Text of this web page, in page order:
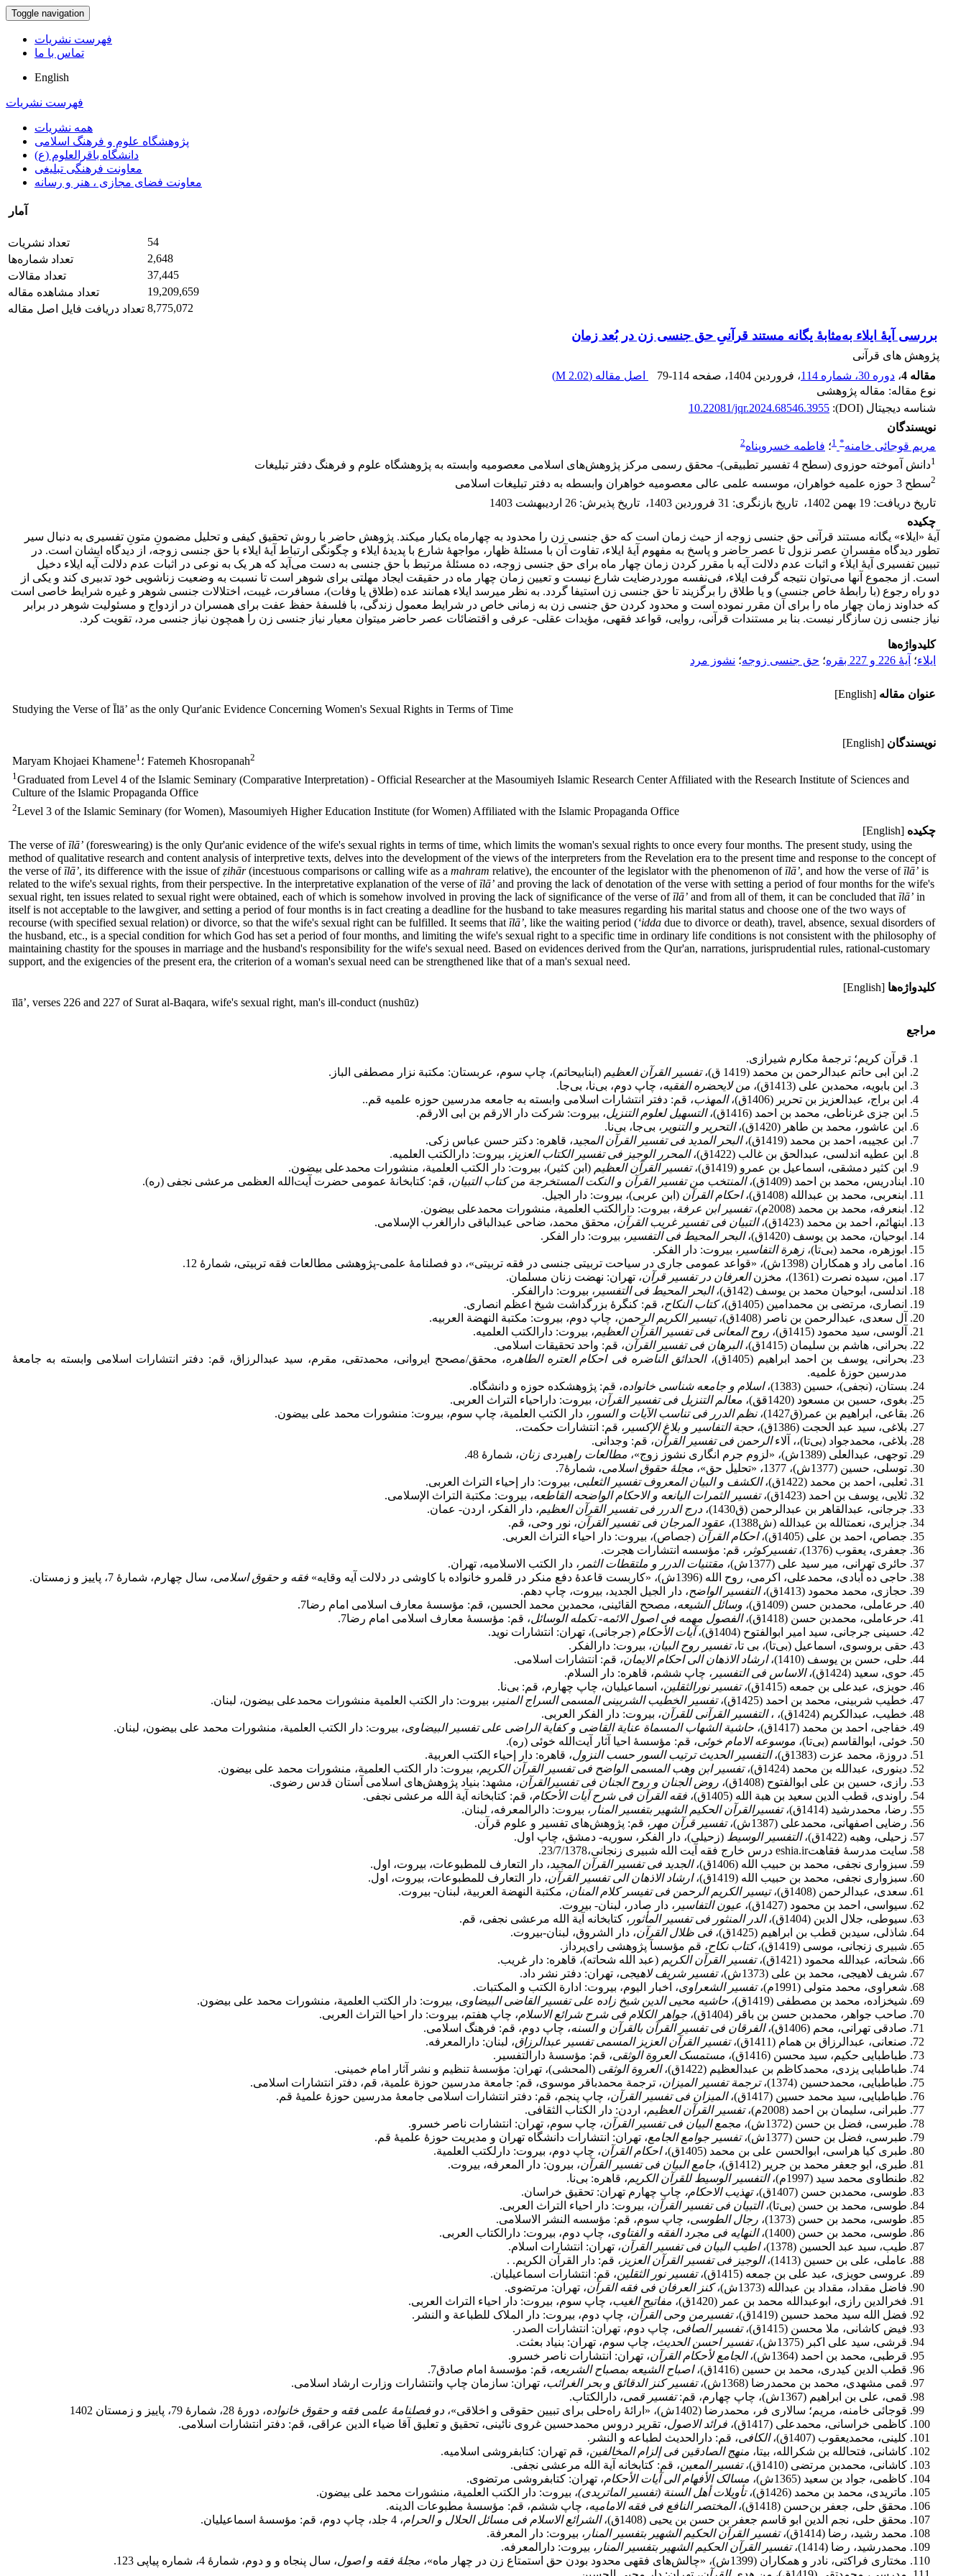
Toggle navigation
فهرست نشریات
تماس با ما
English
فهرست نشریات
همه نشریات
پژوهشگاه علوم و فرهنگ اسلامی
دانشگاه باقرالعلوم (ع)
معاونت فرهنگی تبلیغی
معاونت فضای مجازی ، هنر و رسانه
آمار
تعداد نشریات
54
تعداد شماره‌ها
2,648
تعداد مقالات
37,445
تعداد مشاهده مقاله
19,209,659
تعداد دریافت فایل اصل مقاله 8,775,072
بررسی آیۀ ایلاء به‌مثابۀ یگانه مستند قرآنیِ حق جنسی زن در بُعد زمان
پژوهش های قرآنی
مقاله 4
، دوره 30، شماره 114 ، فروردین 1404 ، صفحه 79-114 اصل مقاله (2.02 M
)
نوع مقاله: مقاله پژوهشی
شناسه دیجیتال (DOI):
10.22081/jqr.2024.68546.3955
نویسندگان
مریم قوجائی خامنه*
1؛ فاطمه خسروپناه2
1دانش آموخته حوزوی (سطح 4 تفسیر تطبیقی)- محقق رسمی مرکز پژوهش‌های اسلامی معصومیه وابسته به پژوهشگاه علوم و فرهنگ دفتر تبلیغات
2سطح 3 حوزه علمیه خواهران، موسسه علمی عالی معصومیه خواهران وابسطه به دفتر تبلیغات اسلامی
تاریخ دریافت: 19 بهمن 1402 ، تاریخ بازنگری: 31 فروردین 1403 ، تاریخ پذیرش: 26 اردیبهشت 1403
چکیده
آیۀ «ایلاء» یگانه مستند قرآنی حق جنسی زوجه از حیث زمان است که حق جنسی زن را محدود به چهارماه یکبار می­کند. پژوهش حاضر با روش تحقیق کیفی و تحلیل مضمونِ متونِ تفسیری به دنبال سیر
تطور دیدگاه مفسرانِ عصر نزول تا عصر حاضر و پاسخ به مفهوم آیۀ ایلاء، تفاوت آن با مسئلۀ ظهار، مواجهۀ شارع با پدیدۀ ایلاء و چگونگی ارتباط آیۀ ایلاء با حق جنسی زوجه، از دیدگاه ایشان است. در
تبیین تفسیری آیۀ ایلاء و اثبات عدم دلالت آیه با مقرر کردن زمان چهار ماه برای حق جنسی زوجه، ده مسئلۀ مرتبط با حق جنسی به دست می‌آید که هر یک به نوعی در اثبات عدم دلالت آیه ایلاء دخیل
است. از مجموع آنها می‌توان نتیجه گرفت ایلاء، فی‌نفسه موردرضایت شارع نیست و تعیین زمان چهار ماه در حقیقت ایجاد مهلتی برای شوهر است تا نسبت به وضعیت زناشویی خود تدبیری کند و یکی از
دو راه رجوع (با رابطۀ خاص جنسی) و یا طلاق را برگزیند تا حق جنسی زن استیفا گردد. به نظر می­رسد ایلاء همانند عده (طلاق یا وفات)، مسافرت، غیبت، اختلالات جنسی شوهر و غیره شرایط خاصی است
که خداوند زمان چهار ماه را برای آن مقرر نموده است و محدود کردن حق جنسی زن به زمانی خاص در شرایط معمول زندگی، با فلسفۀ حفظ عفت برای همسران در ازدواج و مسئولیت شوهر در برابر
نیاز جنسی زن سازگار نیست. بنا بر مستندات قرآنی، روایی، قواعد فقهی، مؤیدات عقلی- عرفی و اقتضائات عصر حاضر می­توان معیار نیاز جنسی زن را همچون نیاز جنسی مرد، تقویت کرد.
کلیدواژه‌ها
ایلاء؛ آیۀ 226 و 227 بقره ؛ حق جنسی زوجه؛ نشوز مرد
عنوان مقاله [English]
Studying the Verse of Īlā’ as the only Qur'anic Evidence Concerning Women's Sexual Rights in Terms of Time
نویسندگان [English]
Maryam Khojaei Khamene1 ؛ Fatemeh Khosropanah2
1 Graduated from Level 4 of the Islamic Seminary (Comparative Interpretation) - Official Researcher at the Masoumiyeh Islamic Research Center Affiliated with the Research Institute of Sciences and
Culture of the Islamic Propaganda Office
2Level 3 of the Islamic Seminary (for Women), Masoumiyeh Higher Education Institute (for Women) Affiliated with the Islamic Propaganda Office
چکیده [English]
The verse ofīlā’ (foreswearing) is the only Qur'anic evidence of the wife's sexual rights in terms of time, which limits the woman's sexual rights to once every four months. The present study, using the
method of qualitative research and content analysis of interpretive texts, delves into the development of the views of the interpreters from the Revelation era to the present time and response to the concept of
the verse ofīlā’, its difference with the issue ofẓihār(incestuous comparisons or calling wife as a mahram relative), the encounter of the legislator with the phenomenon ofīlā’, and how the verse ofīlā’ is
related to the wife's sexual rights, from their perspective. In the interpretative explanation of the verse ofīlā’ and proving the lack of denotation of the verse with setting a period of four months for the wife's
sexual right, ten issues related to sexual right were obtained, each of which is somehow involved in proving the lack of significance of the verse ofīlā’ and from all of them, it can be concluded that īlā’ in
itself is not acceptable to the lawgiver, and setting a period of four months is in fact creating a deadline for the husband to take measures regarding his marital status and choose one of the two ways of
recourse (with specified sexual relation) or divorce, so that the wife's sexual right can be fulfilled. It seems that īlā’, like the waiting period (‘idda due to divorce or death), travel, absence, sexual disorders of
the husband, etc., is a special condition for which God has set a period of four months, and limiting the wife's sexual right to a specific time in ordinary life conditions is not consistent with the philosophy of
maintaining chastity for the spouses in marriage and the husband's responsibility for the wife's sexual need. Based on evidences derived from the Qur'an, narrations, jurisprudential rules, rational-customary
support, and the exigencies of the present era, the criterion of a woman's sexual need can be strengthened like that of a man's sexual need.
کلیدواژه‌ها [English]
īlā’, verses 226 and 227 of Surat al-Baqara, wife's sexual right, man's ill-conduct (nushūz)
مراجع
قرآن کریم؛ ترجمۀ مکارم شیرازی.
ابن ابی حاتم عبدالرحمن بن محمد (1419 ق)،
تفسیر القرآن العظیم (ابن‏ابی‏حاتم)، چاپ سوم، عربستان: مکتبة نزار مصطفی الباز.
ابن بابویه، محمدبن علی (1413ق)،
من لایحضره الفقیه، چاپ دوم، بی‌نا، بی‌جا.
ابن براج، عبدالعزیز بن تحریر (1406ق)،
المهذب، قم: دفتر انتشارات اسلامی وابسته به جامعه مدرسین حوزه علمیه قم..
ابن جزی غرناطی، محمد بن احمد (1416ق)،
التسهیل لعلوم التنزیل، بیروت: شرکت دار الارقم بن ابی الارقم.
ابن عاشور، محمد بن طاهر (1420ق)،
التحریر و التنویر ، بی‌جا، بی‌نا.
ابن عجیبه، احمد بن محمد (1419ق)،
البحر المدید فی تفسیر القرآن المجید، قاهره: دکتر حسن عباس زکی.
ابن عطیه اندلسى، عبدالحق بن غالب (1422ق)‏،
المحرر الوجیز فى تفسیر الکتاب العزیز ، بیروت: دارالکتب العلمیه‏.
ابن کثیر دمشقی، اسماعیل بن عمرو (1419ق)،
تفسیر القرآن العظیم (ابن کثیر)، بیروت: دار الکتب العلمیة، منشورات محمدعلی بیضون.
ابن‏ادریس، محمد بن احمد (1409ق)،
المنتخب من تفسیر القرآن و النکت المستخرجة من کتاب التبیان، قم: کتابخانۀ عمومی حضرت آیت‌الله العظمی مرعشی نجفی (ره).
ابن‏عربی، محمد بن عبدالله (1408ق)،
احکام القرآن (ابن عربی)، بیروت: دار الجیل.
ابن‏عرفه، محمد بن محمد (2008م)،
تفسیر ابن عرفة، بیروت: دارالکتب العلمیة، منشورات محمدعلی بیضون.
ابن‏هائم، احمد بن محمد (1423ق)، ‏
التبیان فى تفسیر غریب القرآن‏، محقق محمد، ضاحى عبدالباقى‏ دارالغرب الإسلامی‏.
ابوحیان، محمد بن یوسف (1420ق)،
البحر المحیط فی التفسیر ، بیروت: دار الفکر.
ابوزهره، محمد (بی‌تا)، زهرة التفاسیر ، بیروت: دار الفکر.
امامی راد و همکاران (1398ش)، «قواعد عمومی جاری در سیاحت تربیتی جنسی در فقه تربیتی»، دو فصلنامۀ علمی-پژوهشی مطالعات فقه تربیتی، شمارۀ 12.
امین، سیده نصرت (1361)، مخزن
العرفان در تفسیر قرآن، تهران: نهضت زنان مسلمان.
اندلسی، ابوحیان محمد بن یوسف (142ق)،
البحر المحیط فی التفسیر ، بیروت: دارالفکر.
انصاری، مرتضی بن محمدامین (1405ق)،
کتاب النکاح، قم: کنگرۀ بزرگداشت شیخ اعظم انصاری.
آل سعدی، عبدالرحمن بن ناصر (1408ق)،
تیسیر الکریم الرحمن، چاپ دوم، بیروت: مکتبة النهضة العربیه.
آلوسى، سید محمود (1415ق)،
روح المعانى فى تفسیر القرآن العظیم، بیروت: دارالکتب العلمیه.
بحرانی، هاشم بن سلیمان (1415ق)،
البرهان فی تفسیر القرآن، قم: واحد تحقیقات اسلامی.
بحرانی، یوسف بن احمد ابراهیم (1405ق)،
الحدائق الناضره فی احکام العتره الطاهره، محقق/مصحح ایروانی، محمدتقی، مقرم، سید عبدالرزاق، قم: دفتر انتشارات اسلامی وابسته به جامعۀ
مدرسین حوزۀ علمیه.
بستان، (نجفی)، حسین (1383)،
اسلام و جامعه شناسی خانواده، قم: پژوهشکده حوزه و دانشگاه.
بغوی، حسین بن مسعود (1420قق)،
معالم التنزیل فی تفسیر القرآن، بیروت: داراحیاء التراث العربی.
بقاعی، ابراهیم بن عمر(ق1427)،
نظم الدرر فی تناسب الآیات و السور ، دار الکتب العلمیة، چاپ سوم، بیروت: منشورات محمد علی بیضون.
بلاغی، سید عبد الحجت (1386ق)،
حجة التفاسیر و بلاغ الإکسیر ، قم: انتشارات حکمت،.
بلاغی، محمدجواد (بی‌تا)،، آلاءالرحمن فی تفسیر القرآن، قم: وجدانی.
توجهی، عبدالعلی (1389ش)، «لزوم جرم انگاری نشوز زوج»،
مطالعات راهبردی زنان، شمارۀ 48.
توسلی، حسین (1377ش)، 1377، «تحلیل حق»،
مجلۀ حقوق اسلامی، شمارۀ7.
ثعلبی، احمد بن محمد (1422ق)،
الکشف و البیان المعروف تفسیر الثعلبی، بیروت: دار إحیاء التراث العربی.
ثلایی، یوسف بن احمد (1423ق)،
تفسیر الثمرات الیانعه و الاحکام الواضحه القاطعه، بیروت: مکتبة التراث الإسلامی.
جرجانی، عبدالقاهر بن عبدالرحمن (ق1430)،
درج الدرر فی تفسیر القرآن العظیم، دار الفکر، اردن- عمان.
جزایری، نعمت‏الله بن عبدالله (ش1388)،
عقود المرجان فی تفسیر القرآن، نور وحی، قم.
جصاص، احمد بن علی (1405ق)،
احکام القرآن (جصاص)، بیروت: دار احیاء التراث العربی.
جعفری، یعقوب (1376)،
تفسیرکوثر ، قم: مؤسسه انتشارات هجرت.
حائری تهرانی، میر سید علی (1377ش)،
مقتنیات الدرر و ملتقطات الثمر ، دار الکتب الاسلامیه، تهران.
حاجی ده آبادی، محمدعلی، اکرمی، روح الله (1396ش)، «کاربست قاعدۀ دفع منکر در قلمرو خانواده با کاوشی در دلالت آیه وقایه»
فقه و حقوق اسلامی، سال چهارم، شمارۀ 7، پاییز و زمستان.
حجازی، محمد محمود (1413ق)،
التفسیر الواضح، دار الجیل الجدید، بیروت، چاپ دهم.
حرعاملی، محمدبن حسن (1409ق)،
وسائل الشیعه، مصحح القائینی، محمدبن محمد الحسین، قم: مؤسسۀ معارف اسلامی امام رضا7.
حرعاملی، محمدبن حسن (1418ق)،
الفصول مهمه فی اصول الائمه- تکمله الوسائل، قم: مؤسسۀ معارف اسلامی امام رضا7.
حسینی جرجانی، سید امیر ابوالفتوح (1404ق)،
آیات الأحکام (جرجانی)، تهران: انتشارات نوید.
حقی بروسوی، اسماعیل (بی‌تا)، بی تا،تفسیر روح البیان، بیروت: دارالفکر.
حلی، حسن بن یوسف (1410)،
ارشاد الاذهان الی احکام الایمان، قم: انتشارات اسلامی.
حوی، سعید (1424ق)،
الاساس فی التفسیر ، چاپ ششم، قاهره: دار السلام.
حویزی، عبدعلی بن جمعه (1415ق)،
تفسیر نورالثقلین، اسماعیلیان، چاپ چهارم، قم: بی‌نا.
خطیب شربینی، محمد بن احمد (1425ق)،
تفسیر الخطیب الشربینی المسمی السراج المنیر ، بیروت: دار الکتب العلمیة منشورات محمدعلی بیضون، لبنان.
خطیب، عبدالکریم (1424ق)، ،
التفسیر القرآنی للقرآن، بیروت: دار الفکر العربی.
خفاجی، احمد بن محمد (1417ق)،
حاشیة الشهاب المسماة عنایة القاضی و کفایة الراضی علی تفسیر البیضاوی، بیروت: دار الکتب العلمیة، منشورات محمد علی بیضون، لبنان.
خوئی، ابوالقاسم (بی‌تا)، موسوعه الامام خوئی، قم: مؤسسۀ احیا آثار آیت‌الله خوئی (ره).
دروزة، محمد عزت (1383ق)،
التفسیر الحدیث ترتیب السور حسب النزول، قاهره: دار إحیاء الکتب العربیة.
دینوری، عبدالله بن محمد (1424ق)،
تفسیر ابن وهب المسمی الواضح فی تفسیر القرآن الکریم، بیروت: دار الکتب العلمیة، منشورات محمد علی بیضون.
رازی، حسین بن علی ابوالفتوح (1408ق)،
روض الجنان و روح الجنان فی تفسیرالقرآن، مشهد: بنیاد پژوهش‌های اسلامی آستان قدس رضوی.
راوندی، قطب الدین سعید بن هبة الله (1405ق)،
فقه القرآن فی شرح آیات الأحکام، قم: کتابخانه آیة الله مرعشی نجفی.
رضا، محمدرشید (1414ق)،
تفسیرالقرآن الحکیم الشهیر بتفسیر المنار ، بیروت: دالرالمعرفه، لبنان.
رضایی اصفهانی، محمدعلی (1387ش)،
تفسیر قرآن مهر ، قم: پژوهش‌های تفسیر و علوم قرآن.
زحیلی، وهبه (1422ق)،
التفسیر الوسیط (زحیلی)، دار الفکر، سوریه- دمشق، چاپ اول.
سایت مدرسۀ فقاهتeshia.ir درس خارج فقه آیت الله شبیری زنجانی،23/7/1378.
سبزواری نجفی، محمد بن حبیب الله (1406ق)،
الجدید فی تفسیر القرآن المجید، دار التعارف للمطبوعات، بیروت، اول.
سبزواری نجفی، محمد بن حبیب الله (1419ق)،
ارشاد الاذهان الی تفسیر القرآن، دار التعارف للمطبوعات، بیروت، اول.
سعدى، عبدالرحمن (1408ق)،‏
تیسیر الکریم الرحمن فی تفیسر کلام المنان، مکتبة النهضة العربیة، لبنان- بیروت‏‏.
سیواسی، احمد بن محمود (1427ق)،
عیون التفاسیر ، دار صادر، لبنان- بیروت.
سیوطی، جلال الدین (1404ق)،
الدر المنثور فی تفسیر المأثور ، کتابخانه آیة الله مرعشی نجفی، قم.
شاذلی، سیدبن قطب بن ابراهیم (1425ق)،
فی ظلال القرآن، دار الشروق، لبنان-بیروت.
شبیری زنجانی، موسی (1419ق)،
کتاب نکاح، قم مؤسسآ پژوهشی رای‌پرداز.
شحاته، عبدالله محمود (1421ق)،
تفسیر القرآن الکریم (عبد الله شحاته)، قاهره: دار غریب.
شریف لاهیجی، محمد بن علی (1373ش)،
تفسیر شریف لاهیجی، تهران: دفتر نشر داد.
شعراوی، محمد متولی (1991م)، ‏
تفسیر الشعراوی، اخبار الیوم، بیروت: ادارة الکتب و المکتبات.
شیخ‏زاده، محمد بن مصطفی (1419ق)،
حاشیه محیی الدین شیخ زاده علی تفسیر القاضی البیضاوی، بیروت: دار الکتب العلمیة، منشورات محمد علی بیضون.
صاحب جواهر، محمدبن حسن بن باقر (1404ق)،
جواهر الکلام فی شرح شرائع الاسلام، چاپ هفتم، بیروت: دار احیا التراث العربی.
صادقی تهرانی، محم (1406ق)،
الفرقان فی تفسیر القرآن بالقرآن و السنه، چاپ دوم، قم: فرهنگ اسلامی.
صنعانی، عبدالرزاق بن همام (1411ق)،
تفسیر القرآن العزیز المسمی تفسیر عبدالرزاق، لبنان: دارالمعرفه.
طباطبایی حکیم، سید محسن (1416ق)،
مستمسک العروة الوثقی، قم: مؤسسۀ دارالتفسیر.
طباطبایی یزدی، محمدکاظم بن عبدالعظیم (1422ق)،
العروة الوثقی (المحشی)، تهران: مؤسسۀ تنظیم و نشر آثار امام خمینی.
طباطبایی، محمدحسین (1374)،
ترجمة تفسیر المیزان، ترجمة محمدباقر موسوی، قم: جامعة مدرسین حوزة علمیة، قم، دفتر انتشارات اسلامی.
طباطبایی، سید محمد حسین (1417ق)،
المیزان فی تفسیر القرآن، چاپ پنجم، قم: دفتر انتشارات اسلامی جامعۀ مدرسین حوزۀ علمیۀ قم.
طبرانی، سلیمان بن احمد (2008م)،
تفسیر القرآن العظیم، اردن: دار الکتاب الثقافی.
طبرسی، فضل بن حسن (1372ش)،
مجمع البیان فی تفسیر القرآن، چاپ سوم، تهران: انتشارات ناصر خسرو.
طبرسی، فضل بن حسن (1377ش)،
تفسیر جوامع الجامع، تهران: انتشارات دانشگاه تهران و مدیریت حوزۀ علمیۀ قم.
طبری کیا هراسی، ابوالحسن علی بن محمد (1405ق)،
احکام القرآن، چاپ دوم، بیروت: دارلکتب العلمیة.
طبری، ابو جعفر محمد بن جریر (1412ق)،
جامع البیان فی تفسیر القرآن، بیرون: دار المعرفه، بیروت.
طنطاوی محمد سید (1997م)،
التفسیر الوسیط للقرآن الکریم، قاهره: بی‌نا.
طوسی، محمدبن حسن (1407ق)،
تهذیب الاحکام، چاپ چهارم تهران: تحقیق خراسان.
طوسی، محمد بن حسن (بی‌تا)‏،التبیان فی تفسیر القرآن، بیروت: دار احیاء التراث العربی.
طوسی، محمد بن حسن (1373)،
رجال الطوسی، چاپ سوم، قم: مؤسسه النشر الاسلامی.
طوسی، محمد بن حسن (1400)،
النهایه فی مجرد الفقه و الفتاوی، چاپ دوم، بیروت: دارالکتاب العربی.
طیب، سید عبد الحسین (1378)،
اطیب البیان فی تفسیر القرآن، تهران: انتشارات اسلام.
عاملی، علی بن حسین (1413)،
الوجیز فی تفسیر القرآن العزیز ، قم: دار القرآن الکریم. .
عروسی حویزی، عبد علی بن جمعه (1415ق)،
تفسیر نور الثقلین، قم: انتشارات اسماعیلیان.
فاضل مقداد، مقداد بن عبدالله (1373ش)،
کنز العرفان فی فقه القرآن، تهران: مرتضوی.
فخرالدین رازی، ابوعبدالله محمد بن عمر (1420ق)،
مفاتیح الغیب، چاپ سوم، بیروت: دار احیاء التراث العربی.
فضل الله سید محمد حسین (1419ق)،
تفسیرمن وحی القرآن، چاپ دوم، بیروت: دار الملاک للطباعة و النشر.
فیض کاشانی، ملا محسن (1415ق)،
تفسیر الصافی، چاپ دوم، تهران: انتشارات الصدر.
قرشى، سید على اکبر (1375ش)،
تفسیر احسن الحدیث، ‏چاپ سوم، تهران: بنیاد بعثت.‏
قرطبی، محمد بن احمد (1364ش)،
الجامع لأحکام القرآن، تهران: انتشارات ناصر خسرو.
قطب الدین کیدری، محمد بن حسین (1416ق)،
اصباح الشیعه بمصباح الشریعه، قم: مؤسسۀ امام صادق7.
قمی مشهدی، محمد بن محمدرضا (1368ش)،
تفسیر کنز الدقائق و بحر الغرائب، تهران: سازمان چاپ وانتشارات وزارت ارشاد اسلامی.
قمی، علی بن ابراهیم (1367ش)، چاپ چهارم، قم:
تفسیر قمی، دارالکتاب.
قوجائی خامنه، مریم؛ سالاری فر، محمدرضا (1402ش)، «ارائۀ راه‌حلی برای تبیین حقوقی و اخلاقی»،
دو فصلنامۀ علمی فقه و حقوق خانواده، دورۀ 28، شمارۀ 79، پاییز و زمستان 1402
کاظمی خراسانی، محمدعلی (1417ق)،
فرائد الاصول، تقریر دروس محمدحسین غروی نائینی، تحقیق و تعلیق آقا ضیاء الدین عراقی، قم: دفتر انتشارات اسلامی.
کلینی، محمدیعقوب (1407ق)،
الکافی، قم: دارالحدیث لطباعه و النشر.
کاشانی، فتح‏الله بن شکرالله، بی­تا، منهج الصادقین فی إلزام المخالفین، قم تهران: کتابفروشی اسلامیه.
کاشانی، محمدبن مرتضی (1410ق)،
تفسیر المعین، قم: کتابخانه آیة الله مرعشی نجفی.
کاظمی، جواد بن سعید (1365ش)،
مسالک الأفهام الی آیات الأحکام، تهران: کتابفروشی مرتضوی.
ماتریدى، محمد بن محمد (1426ق)،
تأویلات أهل السنة (تفسیر الماتریدى)، بیروت: دار الکتب العلمیة، منشورات محمد علی بیضون.
محقق حلی، جعفر بن‌حسن (1418ق)،
المختصر النافع فی فقه الامامیه، چاپ ششم، قم: مؤسسۀ مطبوعات الدینه.
محقق حلی، نجم الدین ابو قاسم جعفر بن حسن بن یحیی (1408ق)،
الشرائع الاسلام فی مسائل الحلال و الحرام، 4 جلد، چاپ دوم، قم: مؤسسۀ اسماعیلیان.
محمد رشید، رضا (1414ق)،
تفسیر القرآن الحکیم الشهیر بتفسیر المنار ، بیروت: دار المعرفة.
محمدرشید، رضا (1414)،
تفسیر القرآن الحکیم الشهیر بتفسیر المنار ، بیروت: دارالمعرفه.
مختاری فراکتی، نادر و همکاران (1399ش)، «چالش‌های فقهی محدود بودن حق استمتاع زن در چهار ماه»،
مجلۀ فقه و اصول، سال پنجاه و و دوم، شمارۀ 4، شماره پیاپی 123.